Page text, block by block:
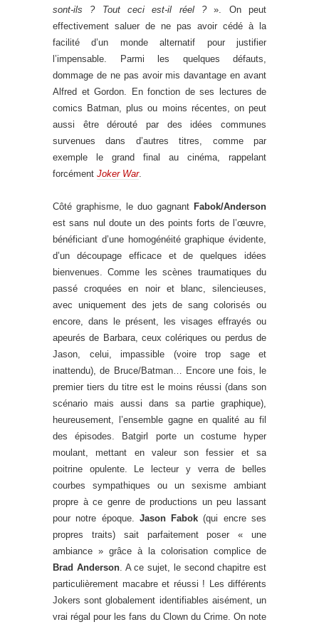
sont-ils ? Tout ceci est-il réel ?». On peut
effectivement saluer de ne pas avoir cédé à la
facilité d’un monde alternatif pour justifier
l’impensable. Parmi les quelques défauts,
dommage de ne pas avoir mis davantage en avant
Alfred et Gordon. En fonction de ses lectures de
comics Batman, plus ou moins récentes, on peut
aussi être dérouté par des idées communes
survenues dans d’autres titres, comme par
exemple le grand final au cinéma, rappelant
forcément Joker War.
Côté graphisme, le duo gagnant Fabok/Anderson
est sans nul doute un des points forts de l’œuvre,
bénéficiant d’une homogénéité graphique évidente,
d’un découpage efficace et de quelques idées
bienvenues. Comme les scènes traumatiques du
passé croquées en noir et blanc, silencieuses,
avec uniquement des jets de sang colorisés ou
encore, dans le présent, les visages effrayés ou
apeurés de Barbara, ceux colériques ou perdus de
Jason, celui, impassible (voire trop sage et
inattendu), de Bruce/Batman… Encore une fois, le
premier tiers du titre est le moins réussi (dans son
scénario mais aussi dans sa partie graphique),
heureusement, l’ensemble gagne en qualité au fil
des épisodes. Batgirl porte un costume hyper
moulant, mettant en valeur son fessier et sa
poitrine opulente. Le lecteur y verra de belles
courbes sympathiques ou un sexisme ambiant
propre à ce genre de productions un peu lassant
pour notre époque. Jason Fabok (qui encre ses
propres traits) sait parfaitement poser « une
ambiance » grâce à la colorisation complice de
Brad Anderson. A ce sujet, le second chapitre est
particulièrement macabre et réussi ! Les différents
Jokers sont globalement identifiables aisément, un
vrai régal pour les fans du Clown du Crime. On note